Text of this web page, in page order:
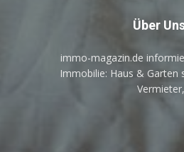
Über
immo-magazin.de
Immobilie: Haus &